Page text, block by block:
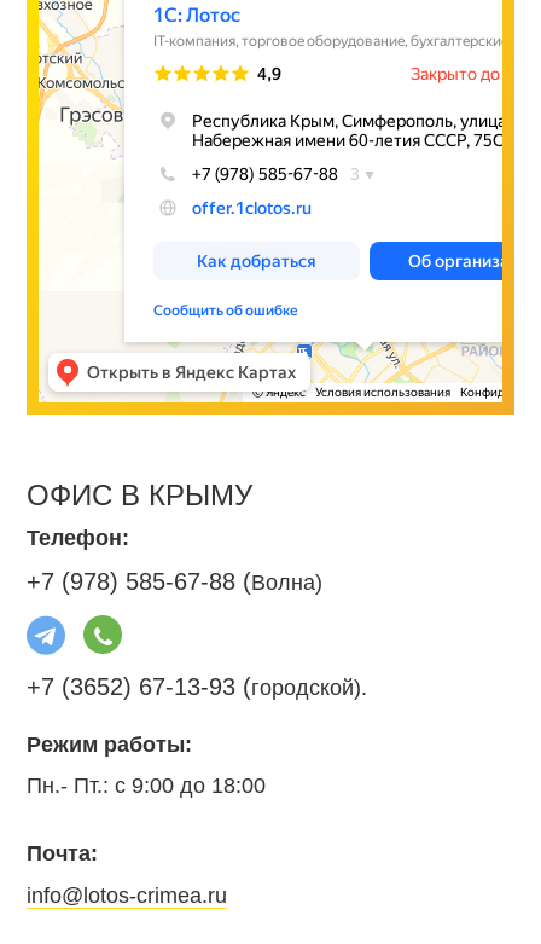
ОФИС В КРЫМУ
Телефон:
+7 (978) 585-67-88 (Волна)
+7 (3652) 67-13-93 (городской).
Режим работы:
Пн.- Пт.: с 9:00 до 18:00
Почта:
info@lotos-crimea.ru